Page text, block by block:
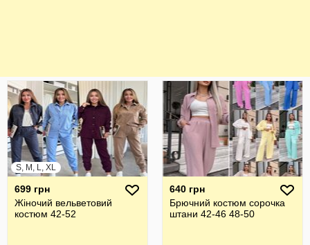
S, M, L, XL
699 грн
Жіночий вельветовий
костюм 42-52
640 грн
Брючний костюм сорочка
штани 42-46 48-50